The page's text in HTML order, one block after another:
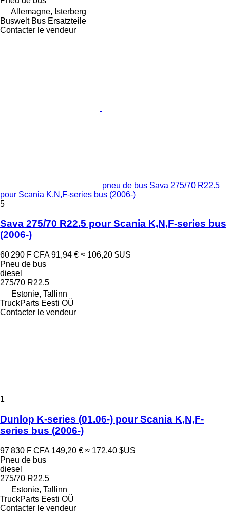
Allemagne, Isterberg
Buswelt Bus Ersatzteile
Contacter le vendeur
pneu de bus Sava 275/70 R22.5
pour Scania K,N,F-series bus (2006-)
5
Sava 275/70 R22.5 pour Scania K,N,F-series bus
(2006-)
60 290 F CFA 91,94 € ≈ 106,20 $US
Pneu de bus
diesel
275/70 R22.5
Estonie, Tallinn
TruckParts Eesti OÜ
Contacter le vendeur
1
Dunlop K-series (01.06-) pour Scania K,N,F-
series bus (2006-)
97 830 F CFA 149,20 € ≈ 172,40 $US
Pneu de bus
diesel
275/70 R22.5
Estonie, Tallinn
TruckParts Eesti OÜ
Contacter le vendeur